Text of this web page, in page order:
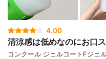
4.00
清涼感は低めなのにお口
コンクール ジェルコートFジェ